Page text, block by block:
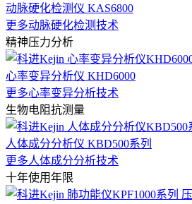
动脉硬化检测仪 KAS6800
更多动脉硬化检测技术
精神压力分析
心率变异分析仪 KHD6000
更多心率变异分析技术
生物电阻抗测量
人体成分分析仪 KBD500系列
更多人体成分分析技术
十年使用年限